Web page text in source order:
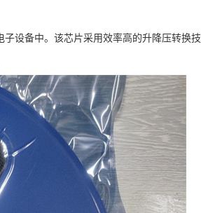
设备中。该芯片采用效率高的升降压转换技